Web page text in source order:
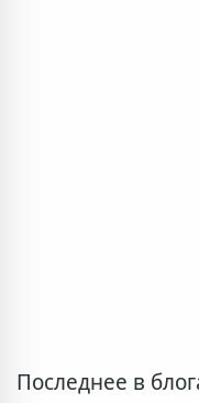
Последнее в